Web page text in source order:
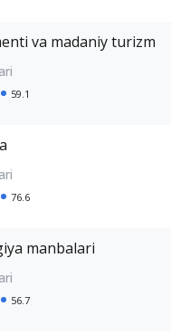
va madaniy turizm
59.1
76.6
manbalari
56.7